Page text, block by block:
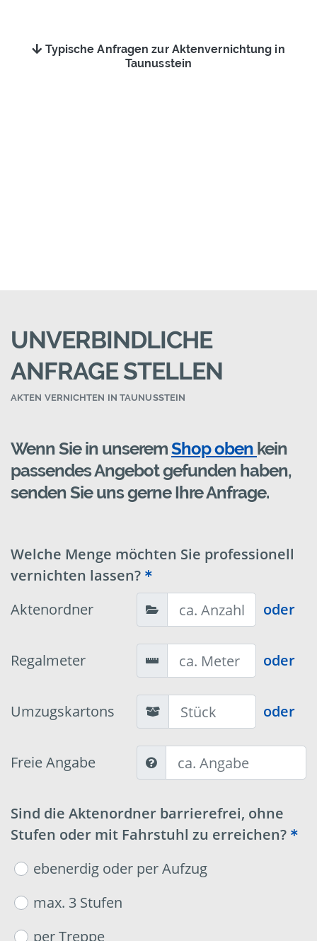
Typische Anfragen zur Aktenvernichtung in
Taunusstein
UNVERBINDLICHE
ANFRAGE STELLEN
AKTEN VERNICHTEN IN TAUNUSSTEIN
Wenn Sie in unseremShop oben kein
passendes Angebot gefunden haben,
senden Sie uns gerne Ihre Anfrage.
Welche Menge möchten Sie professionell
vernichten lassen?
Aktenordner
oder
Regalmeter oder
Umzugskartons oder
Freie Angabe
Sind die Aktenordner barrierefrei, ohne
Stufen oder mit Fahrstuhl zu erreichen?
ebenerdig oder per Aufzug
max. 3 Stufen
per Treppe